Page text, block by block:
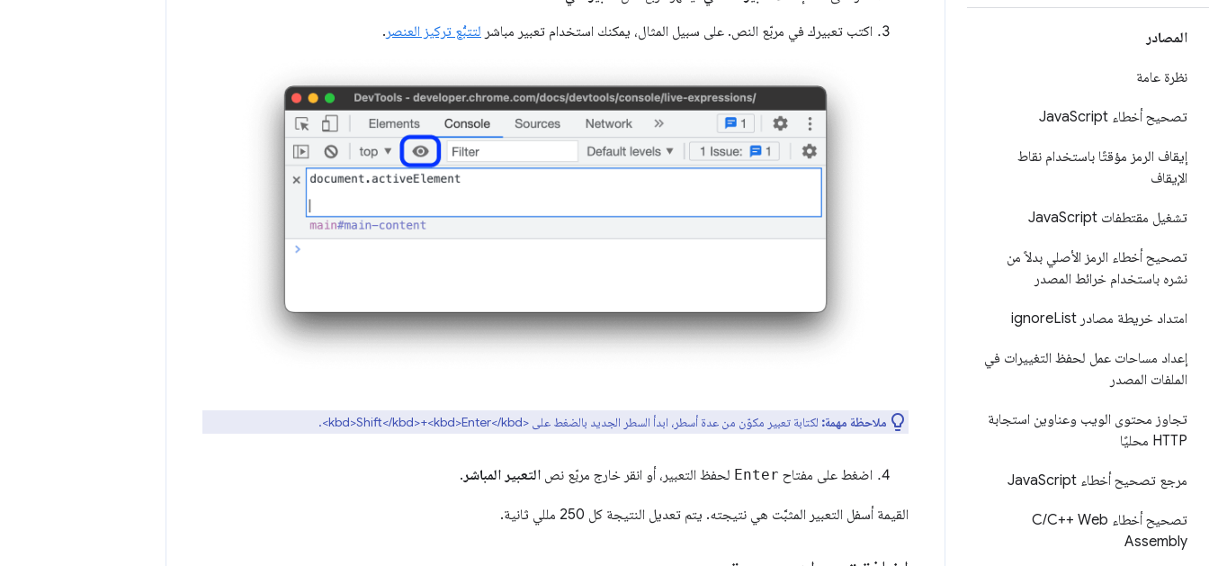
المصادر
نظرة عامة
تصحيح أخطاء Java Script
إيقاف الرمز مؤقتًا باستخدام نقاط
الإيقاف
تشغيل مقتطفات Java Script
تصحيح أخطاء الرمز الأصلي بدلاً من
نشره باستخدام خرائط المصدر
امتداد خريطة مصادر ignore List
إعداد مساحات عمل لحفظ التغييرات في
الملفات المصدر
تجاوز محتوى الويب وعناوين استجابة
HTTP محليًا
مرجع تصحيح أخطاء Java Script
تصحيح أخطاء C /C++ Web
Assembly
اكتب تعبيرك في مربّع النص. على سبيل المثال، يمكنك استخدام تعبير مباشر لتتبُّع تركيز العنصر .
ملاحظة مهمة: لكتابة تعبير مكوّن من عدة أسطر، ابدأ السطر الجديد بالضغط على <kbd>Shift</kbd>+<kbd>Enter</kbd>.
اضغط على مفتاح Enter لحفظ التعبير، أو انقر خارج مربّع نص التعبير المباشر .
القيمة أسفل التعبير المثبَّت هي نتيجته. يتم تعديل النتيجة كل 250 مللي ثانية.